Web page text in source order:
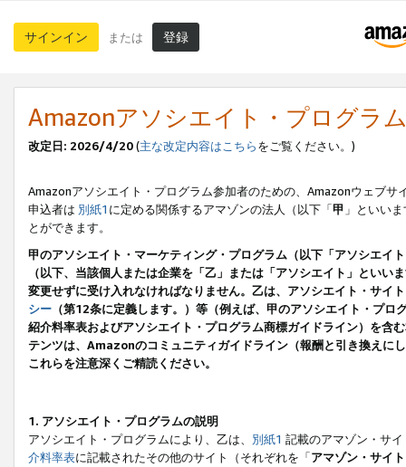
サインイン または 登録
Amazonアソシエイト・プログラ
改定日: 2026/4/20(主な改定内容はこちらをご覧ください。)
Amazonアソシエイト・プログラム参加者のための、Amazonウェブサ
申込者は 別紙1 に定める関係するアマゾンの法人（以下「甲 」といい
とができます。
甲のアソシエイト・マーケティング・プログラム（以下「アソシエイ
（以下、当該個人または企業を「乙」または「アソシエイト」とい
変更せずに受け入れなければなりません。乙は、アソシエイト・サイ
シー （第12条に定義します。）等（例えば、甲のアソシエイト・プ
紹介料率表およびアソシエイト・プログラム商標ガイドライン）を
テンツは、Amazonのコミュニティガイドライン（報酬と引き換えに
これらを注意深くご精読ください。
1. アソシエイト・プログラムの説明
アソシエイト・プログラムにより、乙は、 別紙1 記載のアマゾン・サ
介料率表に記載されたその他のサイト（それぞれを「アマゾン・サイト